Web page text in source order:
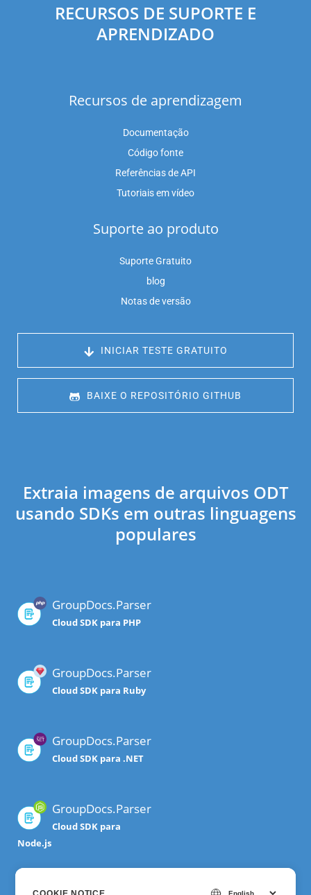
RECURSOS DE SUPORTE E
APRENDIZADO
Recursos de aprendizagem
Documentação
Código fonte
Referências de API
Tutoriais em vídeo
Suporte ao produto
Suporte Gratuito
blog
Notas de versão
INICIAR TESTE GRATUITO
BAIXE O REPOSITÓRIO GITHUB
Extraia imagens de arquivos ODT
usando SDKs em outras linguagens
populares
GroupDocs.Parser
Cloud SDK para PHP
GroupDocs.Parser
Cloud SDK para Ruby
GroupDocs.Parser
Cloud SDK para .NET
GroupDocs.Parser
Cloud SDK para
Node.js